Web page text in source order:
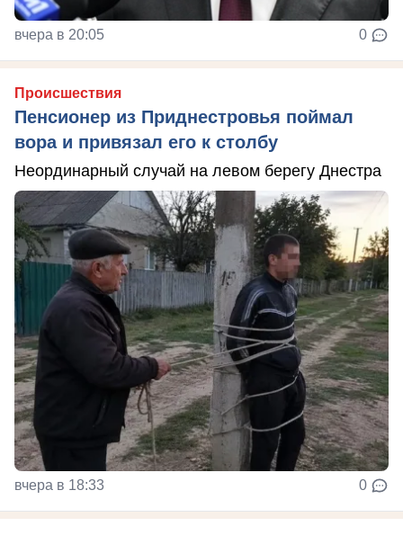
вчера в 20:05 0
Происшествия
Пенсионер из Приднестровья поймал
вора и привязал его к столбу
Неординарный случай на левом берегу Днестра
вчера в 18:33 0